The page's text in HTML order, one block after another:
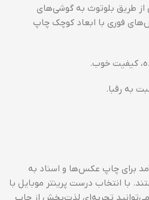
از طریق بلوتوث به گوشی‌های
فوری با ابعاد کوچک چاپ
کیفیت خوب.
به رقبا.
برای چاپ عکس‌ها و اسناد به
با انتخاب درست پرینتر موبایل با
می‌توانید تجربه‌ای لذت‌بخش از چاپ